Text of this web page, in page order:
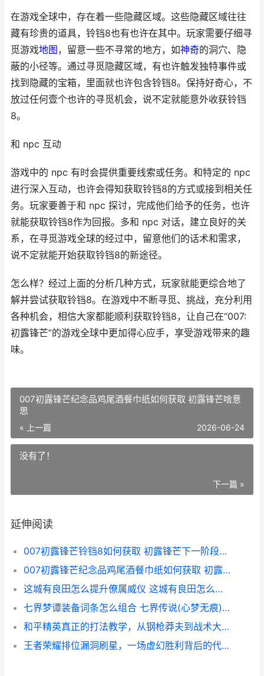
在游戏全球中，存在着一些隐藏区域。这些隐藏区域往往
藏有珍贵的道具，铃铛8也有也许在其中。玩家需要仔细寻
觅游戏地图 ，留意一些不寻常的地方，如神奇的洞穴、隐
蔽的小径等。通过寻觅隐藏区域，有也许触发独特事件或
找到隐藏的宝箱，里面就也许包含铃铛8。保持好奇心，不
放过任何壹个也许的寻觅机会，说不定就能意外收获铃铛
8。
和 npc 互动
游戏中的 npc 有时会提供重要线索或任务。和特定的 npc
进行深入互动，也许会得知获取铃铛8的方式或接到相关任
务。玩家要善于和 npc 探讨，完成他们给予的任务，也许
就能获取铃铛8作为回报。多和 npc 对话，建立良好的关
系，在寻觅游戏全球的经过中，留意他们的话术和需求，
说不定就能开始获取铃铛8的新途径。
怎么样？经过上面的分析几种方式，玩家就能更综合地了
解并尝试获取铃铛8。在游戏中不断寻觅、挑战，充分利用
各种机会，相信大家都能顺利获取铃铛8，让自己在“007:
初露锋芒”的游戏全球中更加得心应手，享受游戏带来的趣
味。
007初露锋芒纪念品鸡尾酒餐巾纸如何获取 初露锋芒啥意
思
« 上一篇 2026-06-24
没有了！
下一篇 »
延伸阅读
007初露锋芒铃铛8如何获取 初露锋芒下一阶段是什么
007初露锋芒纪念品鸡尾酒餐巾纸如何获取 初露锋芒啥意思
这城有良田怎么提升僚属威仪 这城有良田怎么删除服务器角色
七界梦谭装备词条怎么组合 七界传说(心梦无痕)最新章节
和平精英真正的打法教学，从钢枪莽夫到战术大师的蜕变
王者荣耀排位漏洞刷星，一场虚幻胜利背后的代价，副标题，游戏公平与玩家责任的沉思